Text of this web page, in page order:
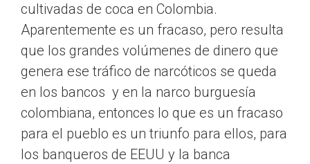
cultivadas de coca en Colombia.
Aparentemente es un fracaso, pero resulta
que los grandes volúmenes de dinero que
genera ese tráfico de narcóticos se queda
en los bancos y en la narco burguesía
colombiana, entonces lo que es un fracaso
para el pueblo es un triunfo para ellos, para
los banqueros de EEUU y la banca